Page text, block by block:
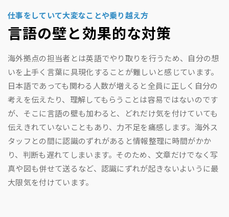
仕事をしていて大変なことや乗り越え方
言語の壁と効果的な対策
海外拠点の担当者とは英語でやり取りを行うため、自分の想
いを上手く言葉に具現化することが難しいと感じています。
日本語であっても関わる人数が増えると全員に正しく自分の
考えを伝えたり、理解してもらうことは容易ではないのです
が、そこに言語の壁も加わると、どれだけ気を付けていても
伝えきれていないこともあり、力不足を痛感します。海外ス
タッフとの間に認識のずれがあると情報整理に時間がかか
り、判断も遅れてしまいます。そのため、文章だけでなく写
真や図も併せて送るなど、認識にずれが起きないよいうに最
大限気を付けています。